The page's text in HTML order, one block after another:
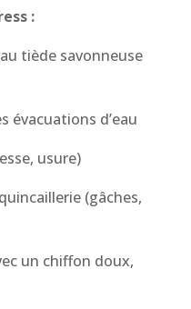
:
tiède savonneuse
évacuations d’eau
usure)
(gâches,
un chiffon doux,